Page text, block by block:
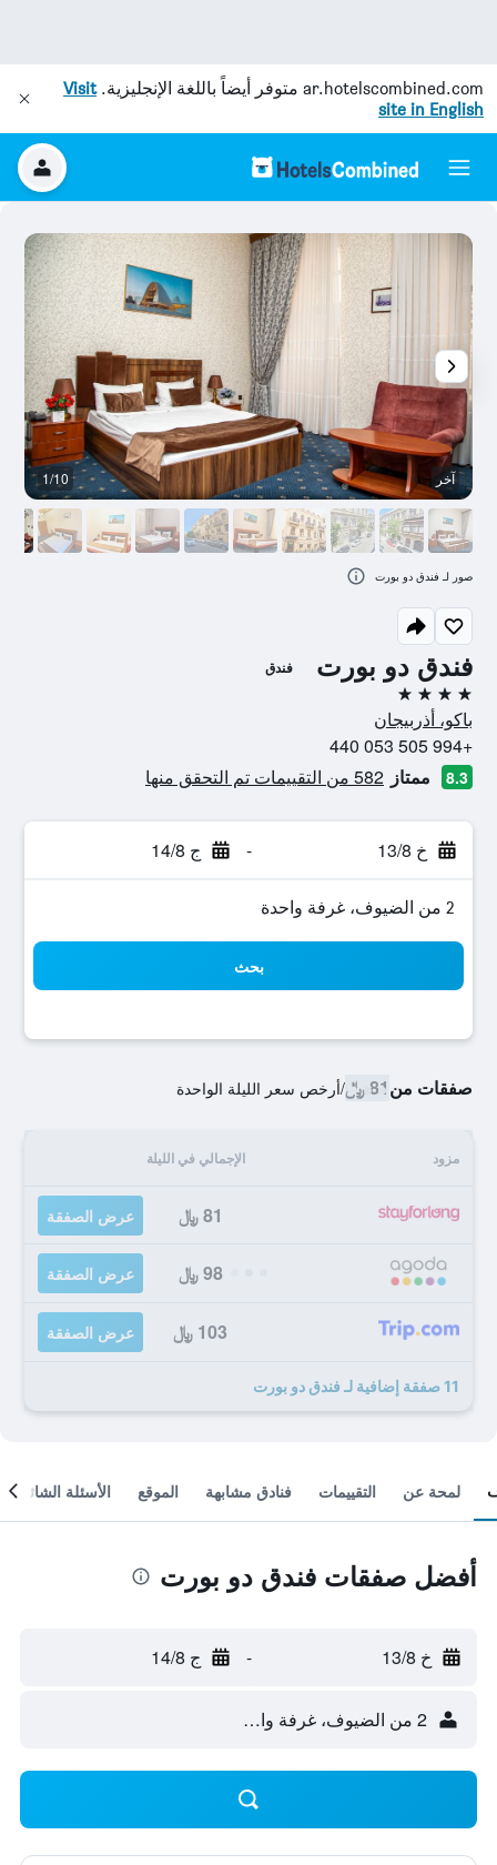
ar.hotelscombined.com متوفر أيضاً باللغة الإنجليزية.Visit
site in English
فندق دو بورت فندق
4 نجوم
باكو، أذربيجان
+994 505 053 440
8.3 ممتاز 582 من التقييمات تم التحقق منها
خ 13/8 - ج 14/8
2 من الضيوف، غرفة واحدة
بحث
صفقات من81 ﷼ /أرخص سعر الليلة الواحدة
مزود الإجمالي في الليلة
81 ﷼ عرض الصفقة
98 ﷼ عرض الصفقة
103 ﷼ عرض الصفقة
11 صفقة إضافية لـ فندق دو بورت
آخر 1/10
صور لـ فندق دو بورت
لمحة عن التقييمات فنادق مشابهة الموقع الأسئلة الشائعة
أفضل صفقات فندق دو بورت
خ 13/8 - ج 14/8
2 من الضيوف، غرفة واحدة